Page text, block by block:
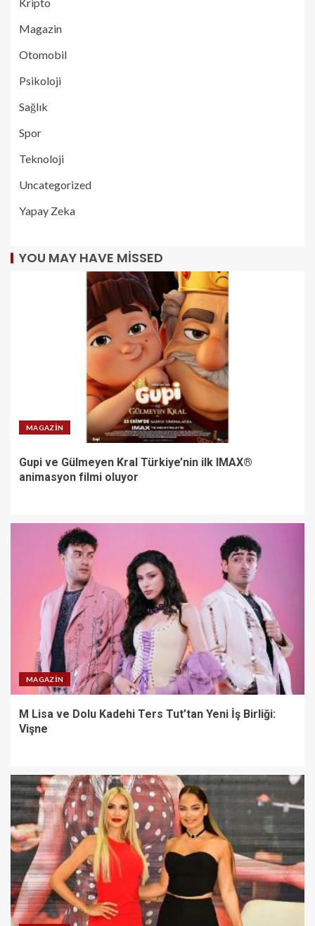
Magazin
Otomobil
Psikoloji
Sağlık
Spor
Teknoloji
Uncategorized
Yapay Zeka
YOU MAY HAVE MISSED
MAGAZIN
Gupi ve Gülmeyen Kral Türkiye’nin ilk IMAX®
animasyon filmi oluyor
MAGAZIN
M Lisa ve Dolu Kadehi Ters Tut’tan Yeni İş Birliği:
Vişne